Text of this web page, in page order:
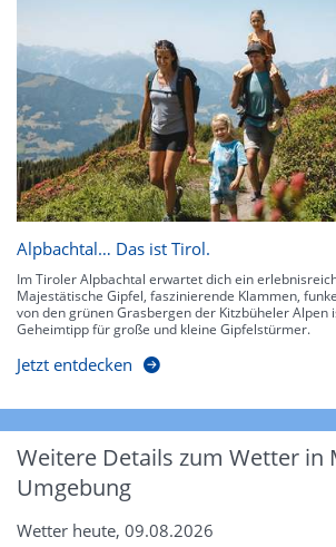
Alpbachtal… Das ist Tirol.
Im Tiroler Alpbachtal erwartet dich ein
Majestätische Gipfel, faszinierende Klammen,
von den grünen Grasbergen der Kitzbüheler Alpen
Geheimtipp für große und kleine Gipfelstürmer.
Jetzt entdecken
Weitere Details zum Wetter in
Umgebung
Wetter heute, 09.08.2026